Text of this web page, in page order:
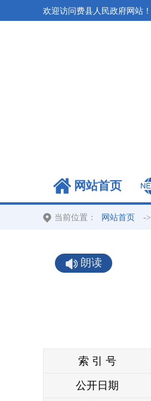
欢迎访问费县人民政府网站！
网站首页
当前位置： 网站首页 ->
朗读
索 引 号
公开日期